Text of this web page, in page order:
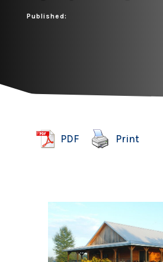
Published:
PDF Print